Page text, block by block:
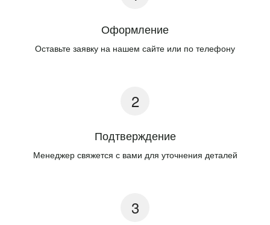
Оформление
Оставьте заявку на нашем сайте или по телефону
Подтверждение
Менеджер свяжется с вами для уточнения деталей